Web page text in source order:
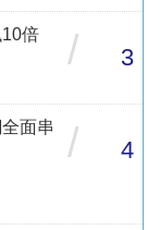
倍
/ 3
面串
/ 4